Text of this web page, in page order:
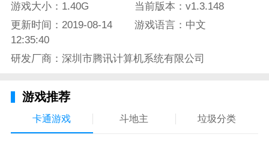
游戏大小：1.40G
当前版本：v1.3.148
更新时间：2019-08-14
12:35:40
游戏语言：中文
研发厂商：深圳市腾讯计算机系统有限公司
游戏推荐
卡通游戏 斗地主 垃圾分类